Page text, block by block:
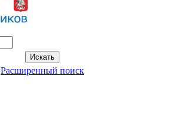
Расширенный поиск